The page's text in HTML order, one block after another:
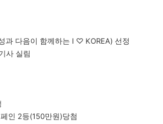
과 다음이 함께하는 I ♡ KOREA) 선정
사 실림
인 2등(150만원)당첨